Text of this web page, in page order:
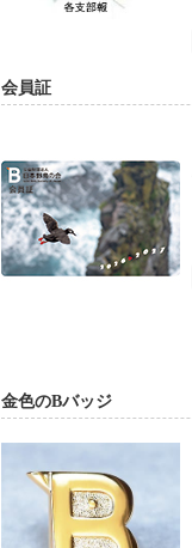
会員証
金色のBバッジ